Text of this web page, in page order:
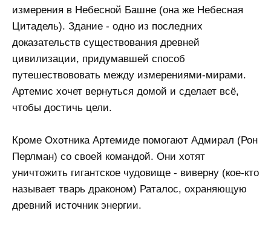
измерения в Небесной Башне (она же Небесная
Цитадель). Здание - одно из последних
доказательств существования древней
цивилизации, придумавшей способ
путешествововать между измерениями-мирами.
Артемис хочет вернуться домой и сделает всё,
чтобы достичь цели.
Кроме Охотника Артемиде помогают Адмирал (Рон
Перлман) со своей командой. Они хотят
уничтожить гигантское чудовище - виверну (кое-кто
называет тварь драконом) Раталос, охраняющую
древний источник энергии.